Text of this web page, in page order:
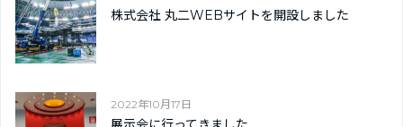
株式会社 丸二WEBサイトを開設しました
2022年10月17日